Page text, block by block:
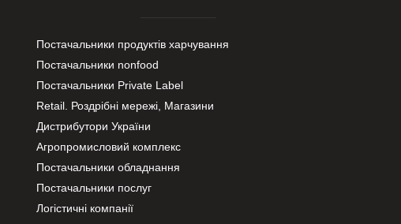
Постачальники продуктів харчування
Постачальники nonfood
Постачальники Private Label
Retail. Роздрібні мережі, Магазини
Дистрибутори України
Агропромисловий комплекс
Постачальники обладнання
Постачальники послуг
Логістичні компанії